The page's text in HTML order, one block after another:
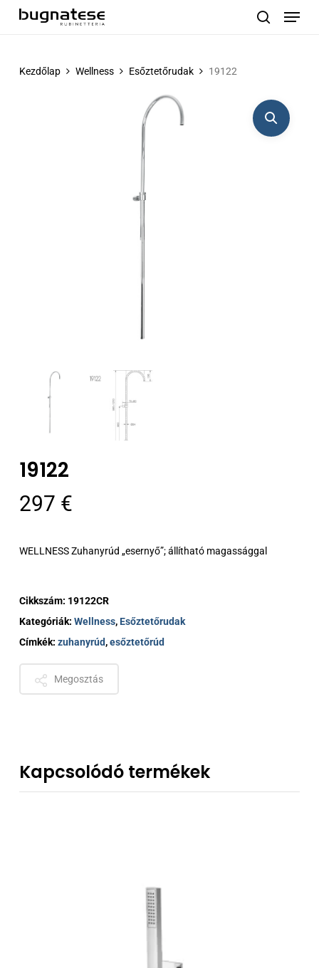
Menu
Kezdőlap Wellness Esőztetőrudak 19122
19122
297 €
WELLNESS Zuhanyrúd „esernyő”; állítható magassággal
Cikkszám: 19122CR
Kategóriák: Wellness,Esőztetőrudak
Címkék: zuhanyrúd,esőztetőrúd
Megosztás
Kapcsolódó termékek